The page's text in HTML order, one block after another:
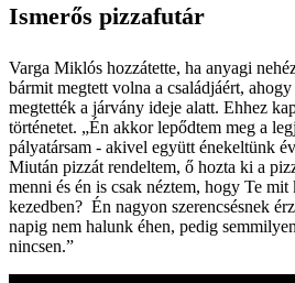
Ismerős pizzafutár
Varga Miklós hozzátette, ha anyagi
bármit megtett volna a családjáért,
megtették a járvány ideje alatt. Ehhez
történetet. „Én akkor lepődtem meg a
pályatársam - akivel együtt énekeltünk
Miután pizzát rendeltem, ő hozta ki a
menni és én is csak néztem, hogy Te
kezedben? Én nagyon szerencsésnek
napig nem halunk éhen, pedig
nincsen.”